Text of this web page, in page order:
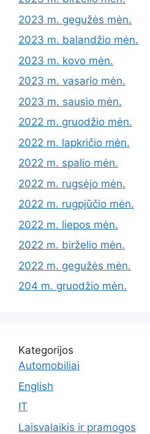
2023 m. gegužės mėn.
2023 m. balandžio mėn.
2023 m. kovo mėn.
2023 m. vasario mėn.
2023 m. sausio mėn.
2022 m. gruodžio mėn.
2022 m. lapkričio mėn.
2022 m. spalio mėn.
2022 m. rugsėjo mėn.
2022 m. rugpjūčio mėn.
2022 m. liepos mėn.
2022 m. birželio mėn.
2022 m. gegužės mėn.
204 m. gruodžio mėn.
Kategorijos
Automobiliai
English
IT
Laisvalaikis ir pramogos